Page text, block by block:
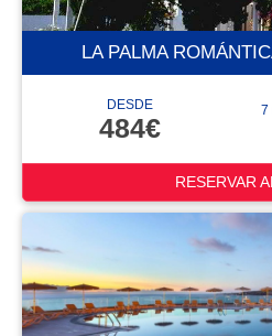
LA PALMA
DESDE
484€
7
RESERVAR